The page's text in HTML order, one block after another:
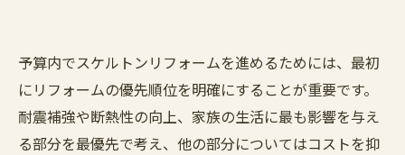
予算内でスケルトンリフォームを進めるためには、最初
にリフォームの優先順位を明確にすることが重要です。
耐震補強や断熱性の向上、家族の生活に最も影響を与え
る部分を最優先で考え、他の部分についてはコストを抑